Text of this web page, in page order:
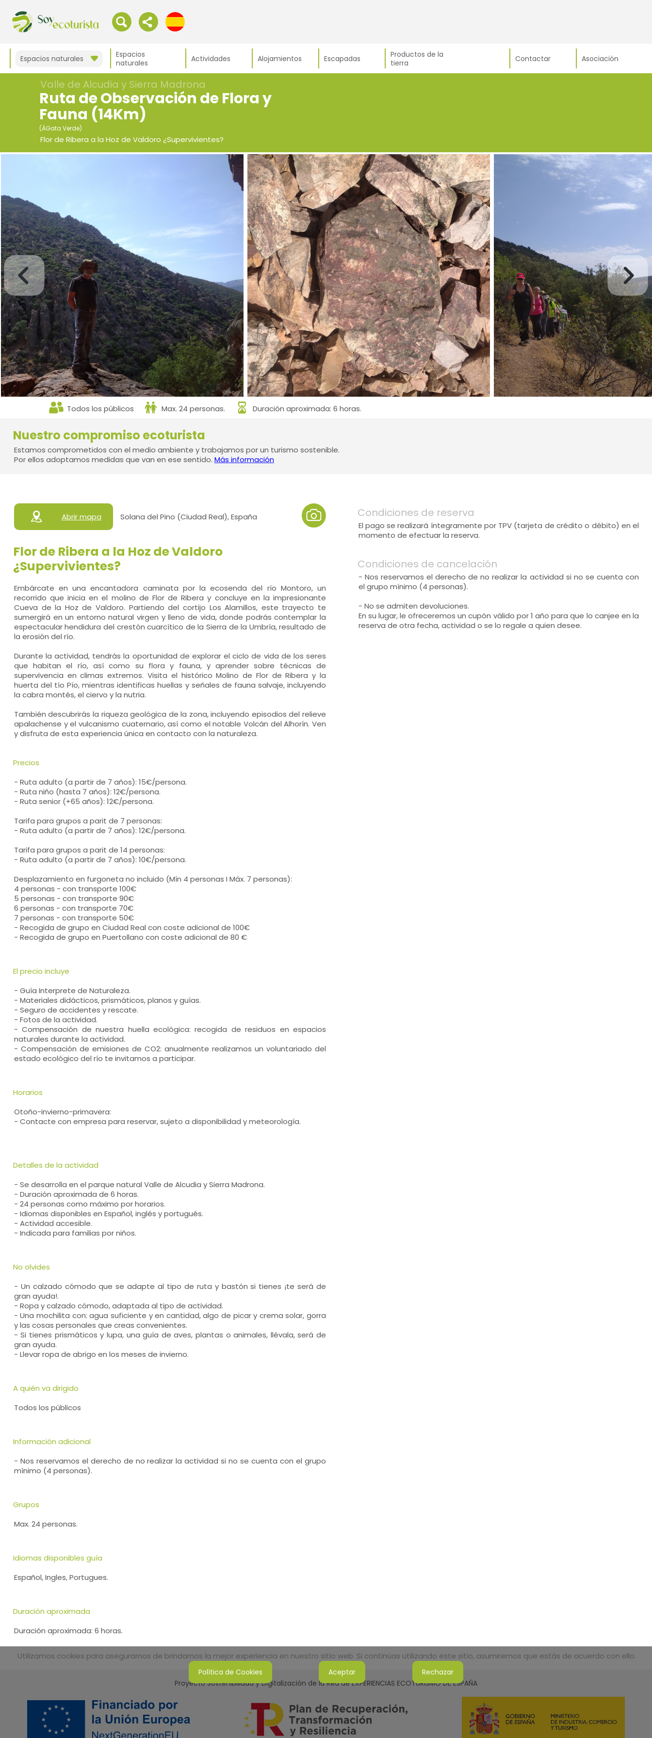
Espacios naturales
Espacios
naturales
Actividades Alojamientos Escapadas
Productos de la
tierra
Contactar Asociación
Valle de Alcudia y Sierra Madrona
Ruta de Observación de Flora y
Fauna (14Km)
(ÁGata Verde)
Flor de Ribera a la Hoz de Valdoro ¿Supervivientes?
Todos los públicos Max. 24 personas. Duración aproximada: 6 horas.
Nuestro compromiso ecoturista
Estamos comprometidos con el medio ambiente y trabajamos por un turismo sostenible.
Por ellos adoptamos medidas que van en ese sentido. Más información
Abrir mapa Solana del Pino (Ciudad Real), España
Flor de Ribera a la Hoz de Valdoro
¿Supervivientes?
Embárcate en una encantadora caminata por la ecosenda del río Montoro, un
recorrido que inicia en el molino de Flor de Ribera y concluye en la impresionante
Cueva de la Hoz de Valdoro. Partiendo del cortijo Los Alamillos, este trayecto te
sumergirá en un entorno natural virgen y lleno de vida, donde podrás contemplar la
espectacular hendidura del crestón cuarcítico de la Sierra de la Umbría, resultado de
la erosión del río.
Durante la actividad, tendrás la oportunidad de explorar el ciclo de vida de los seres
que habitan el río, así como su flora y fauna, y aprender sobre técnicas de
supervivencia en climas extremos. Visita el histórico Molino de Flor de Ribera y la
huerta del tío Pío, mientras identificas huellas y señales de fauna salvaje, incluyendo
la cabra montés, el ciervo y la nutria.
También descubrirás la riqueza geológica de la zona, incluyendo episodios del relieve
apalachense y el vulcanismo cuaternario, así como el notable Volcán del Alhorín. Ven
y disfruta de esta experiencia única en contacto con la naturaleza.
Precios
- Ruta adulto (a partir de 7 años): 15€/persona.
- Ruta niño (hasta 7 años): 12€/persona.
- Ruta senior (+65 años): 12€/persona.
Tarifa para grupos a parit de 7 personas:
- Ruta adulto (a partir de 7 años): 12€/persona.
Tarifa para grupos a parit de 14 personas:
- Ruta adulto (a partir de 7 años): 10€/persona.
Desplazamiento en furgoneta no incluido (Mín 4 personas I Máx. 7 personas):
4 personas - con transporte 100€
5 personas - con transporte 90€
6 personas - con transporte 70€
7 personas - con transporte 50€
- Recogida de grupo en Ciudad Real con coste adicional de 100€
- Recogida de grupo en Puertollano con coste adicional de 80 €
El precio incluye
- Guía Interprete de Naturaleza.
- Materiales didácticos, prismáticos, planos y guías.
- Seguro de accidentes y rescate.
- Fotos de la actividad.
- Compensación de nuestra huella ecológica: recogida de residuos en espacios
naturales durante la actividad.
- Compensación de emisiones de CO2: anualmente realizamos un voluntariado del
estado ecológico del río te invitamos a participar.
Horarios
Otoño-invierno-primavera:
- Contacte con empresa para reservar, sujeto a disponibilidad y meteorología.
Detalles de la actividad
- Se desarrolla en el parque natural Valle de Alcudia y Sierra Madrona.
- Duración aproximada de 6 horas.
- 24 personas como máximo por horarios.
- Idiomas disponibles en Español, inglés y portugués.
- Actividad accesible.
- Indicada para familias por niños.
No olvides
- Un calzado cómodo que se adapte al tipo de ruta y bastón si tienes ¡te será de
gran ayuda!.
- Ropa y calzado cómodo, adaptada al tipo de actividad.
- Una mochilita con: agua suficiente y en cantidad, algo de picar y crema solar, gorra
y las cosas personales que creas convenientes.
- Si tienes prismáticos y lupa, una guía de aves, plantas o animales, llévala, será de
gran ayuda.
- Llevar ropa de abrigo en los meses de invierno.
A quién va dirigido
Todos los públicos
Información adicional
- Nos reservamos el derecho de no realizar la actividad si no se cuenta con el grupo
mínimo (4 personas).
Grupos
Max. 24 personas.
Idiomas disponibles guía
Español, Ingles, Portugues.
Duración aproximada
Duración aproximada: 6 horas.
Condiciones de reserva
El pago se realizará íntegramente por TPV (tarjeta de crédito o débito) en el
momento de efectuar la reserva.
Condiciones de cancelación
- Nos reservamos el derecho de no realizar la actividad si no se cuenta con
el grupo mínimo (4 personas).
- No se admiten devoluciones.
En su lugar, le ofreceremos un cupón válido por 1 año para que lo canjee en la
reserva de otra fecha, actividad o se lo regale a quien desee.
Proyecto Sostenibilidad y Digitalización de la Red de EXPERIENCIAS ECOTURISMO DE ESPAÑA
Utilizamos cookies para asegurarnos de brindarnos la mejor experiencia en nuestro sitio web. Si continúas utilizando este sitio, asumiremos que estás de acuerdo con ello.
Política de Cookies Aceptar Rechazar